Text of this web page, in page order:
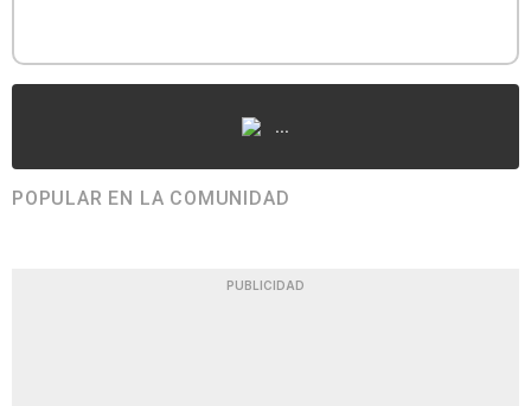
...
POPULAR EN LA COMUNIDAD
PUBLICIDAD